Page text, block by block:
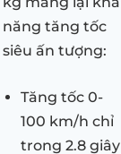
năng tăng tốc
siêu ấn tượng:
Tăng tốc 0-
100 km/h chỉ
trong 2.8 giây